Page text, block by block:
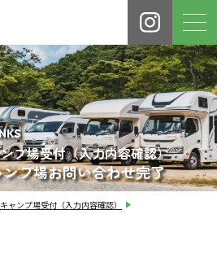
プ場受付（入力内容確認）
プ場お問い合わせ完了
キャンプ場受付（入力内容確認）